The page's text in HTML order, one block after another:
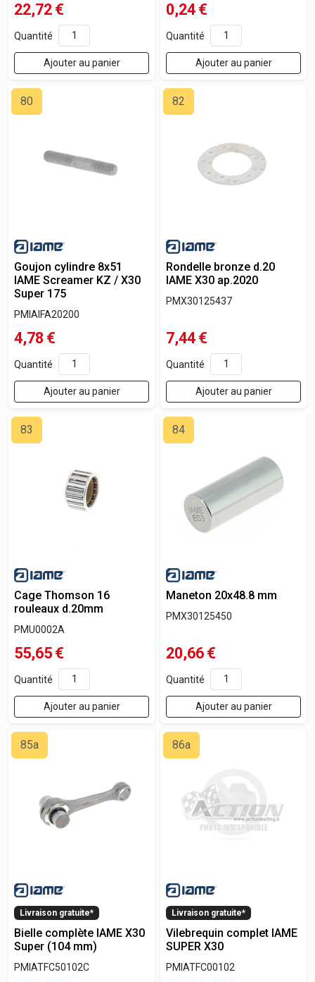
22,72 €
Quantité
Ajouter au panier
0,24 €
Quantité
Ajouter au panier
80
Goujon cylindre 8x51
IAME Screamer KZ / X30
Super 175
PMIAIFA20200
4,78 €
Quantité
Ajouter au panier
82
Rondelle bronze d.20
IAME X30 ap.2020
PMX30125437
7,44 €
Quantité
Ajouter au panier
83
Cage Thomson 16
rouleaux d.20mm
PMU0002A
55,65 €
Quantité
Ajouter au panier
84
Maneton 20x48.8 mm
PMX30125450
20,66 €
Quantité
Ajouter au panier
85a
Livraison gratuite*
Bielle complète IAME X30
Super (104 mm)
PMIATFC50102C
86a
Livraison gratuite*
Vilebrequin complet IAME
SUPER X30
PMIATFC00102